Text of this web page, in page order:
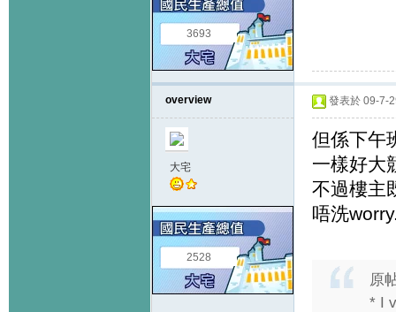
3693
overview
大宅
2528
發表於 09-7-
但係下午
一樣好大
不過樓主
唔洗
原
* I